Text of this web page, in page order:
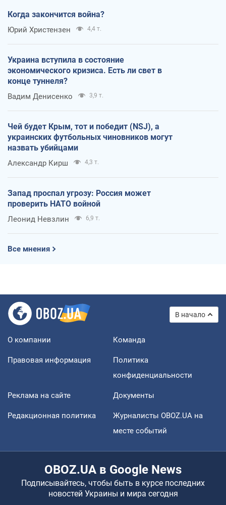
Когда закончится война?
Юрий Христензен 4,4 т.
Украина вступила в состояние
экономического кризиса. Есть ли свет в
конце туннеля?
Вадим Денисенко 3,9 т.
Чей будет Крым, тот и победит (NSJ), а
украинских футбольных чиновников могут
назвать убийцами
Александр Кирш 4,3 т.
Запад проспал угрозу: Россия может
проверить НАТО войной
Леонид Невзлин 6,9 т.
Все мнения
В начало
О компании Команда
Правовая информация
Политика
конфиденциальности
Реклама на сайте Документы
Редакционная политика
Журналисты OBOZ.UA на
месте событий
OBOZ.UA в Google News
Подписывайтесь, чтобы быть в курсе последних
новостей Украины и мира сегодня